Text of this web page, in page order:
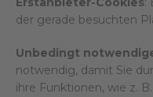
der gerade besuchten
Unbedingt
notwendig, damit Sie
ihre Funktionen, wie z.